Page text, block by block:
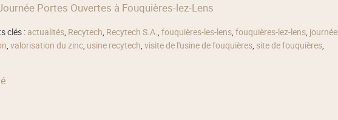
Portes Ouvertes à Fouquières-lez-Lens
clés : actualités, Recytech, Recytech S.A., fouquières-les-lens, fouquières-lez-lens, journée
, valorisation du zinc, usine recytech, visite de l'usine de fouquières, site de fouquières,